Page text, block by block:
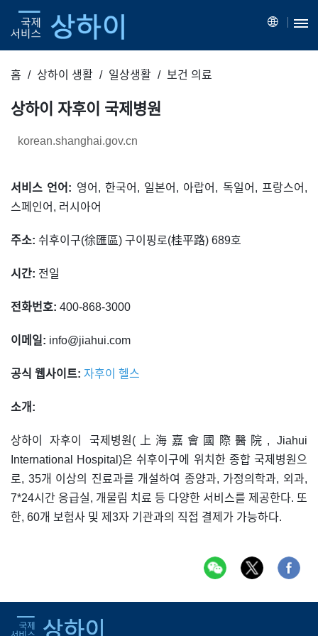
홈 상하이 생활 일상생활 보건 의료
상하이 자후이 국제병원
korean.shanghai.gov.cn
서비스 언어: 영어, 한국어, 일본어, 아랍어, 독일어, 프랑스어,
스페인어, 러시아어
주소: 쉬후이구(徐匯區) 구이핑로(桂平路) 689호
시간: 전일
전화번호: 400-868-3000
이메일: info@jiahui.com
공식 웹사이트: 자후이 헬스
소개:
상하이 자후이 국제병원(上海嘉會國際醫院, Jiahui
International Hospital)은 쉬후이구에 위치한 종합 국제병원으
로, 35개 이상의 진료과를 개설하여 종양과, 가정의학과, 외과,
7*24시간 응급실, 개물림 치료 등 다양한 서비스를 제공한다. 또
한, 60개 보험사 및 제3자 기관과의 직접 결제가 가능하다.